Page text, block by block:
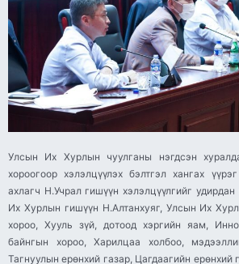
Улсын Их Хурлын чуулганы нэгдсэн
хороогоор хэлэлцүүлэх бэлтгэл хангах
ахлагч Н.Учрал гишүүн хэлэлцүүлгийг
Их Хурлын гишүүн Н.Алтанхуяг, Улсын Их
хороо, Хууль зүй, дотоод хэргийн яам,
байнгын хороо, Харилцаа холбоо,
Тагнуулын ерөнхий газар, Цагдаагийн ерөнхий